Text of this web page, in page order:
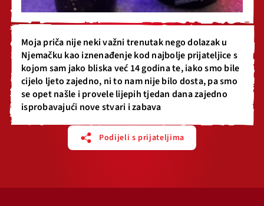
Moja priča nije neki važni trenutak nego dolazak u
Njemačku kao iznenađenje kod najbolje prijateljice s
kojom sam jako bliska već 14 godina te, iako smo bile
cijelo ljeto zajedno, ni to nam nije bilo dosta, pa smo
se opet našle i provele lijepih tjedan dana zajedno
isprobavajući nove stvari i zabava
Podijeli s prijateljima